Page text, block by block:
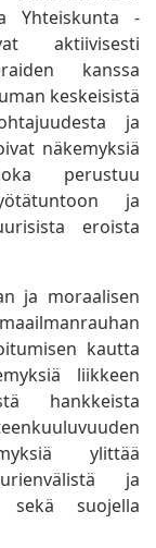
Yhteiskunta -
aktiivisesti
kanssa
keskeisistä
ja
näkemyksiä
perustuu
ja
eroista
ja moraalisen
kautta
liikkeen
hankkeista
ylittää
ja
sekä suojella